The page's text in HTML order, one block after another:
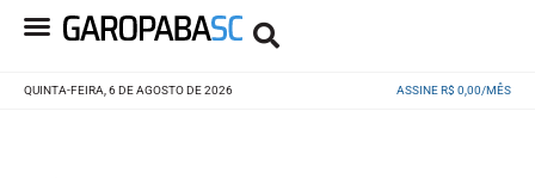
QUINTA-FEIRA, 6 DE AGOSTO DE 2026 ASSINE R$ 0,00/MÊS